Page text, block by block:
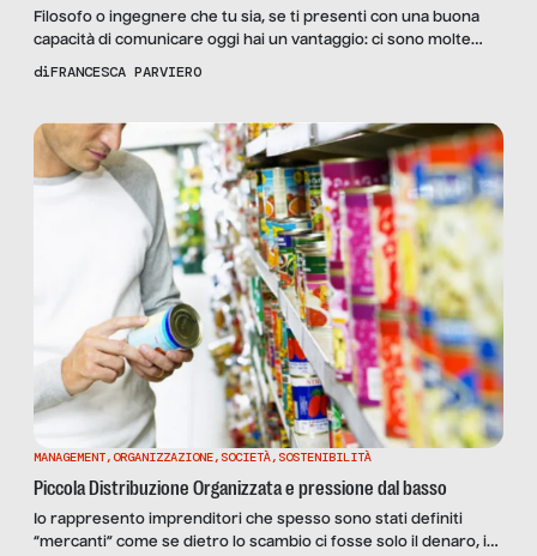
Filosofo o ingegnere che tu sia, se ti presenti con una buona
capacità di comunicare oggi hai un vantaggio: ci sono molte
vetrine online su cui sperimentarsi, dove qualcuno a tua
sfida professionale oppure una possibilità che […]
diFRANCESCA PARVIERO
MANAGEMENT,ORGANIZZAZIONE, SOCIETÀ, SOSTENIBILITÀ
Piccola Distribuzione Organizzata e pressione dal basso
Io rappresento imprenditori che spesso sono stati definiti
“mercanti” come se dietro lo scambio ci fosse solo il denaro, i